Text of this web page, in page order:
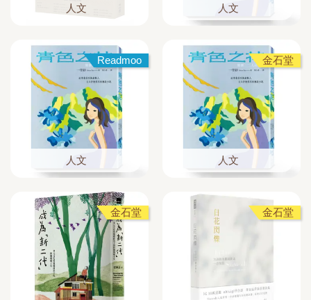
人文 人文
Readmoo
人文
金石堂
人文
金石堂 金石堂